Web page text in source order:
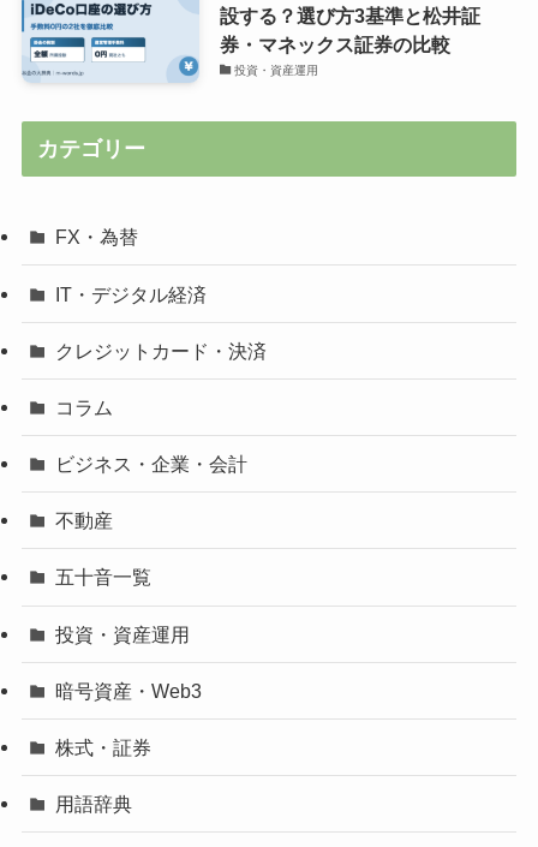
設する？選び方3基準と松井証
券・マネックス証券の比較
投資・資産運用
カテゴリー
FX・為替
IT・デジタル経済
クレジットカード・決済
コラム
ビジネス・企業・会計
不動産
五十音一覧
投資・資産運用
暗号資産・Web3
株式・証券
用語辞典